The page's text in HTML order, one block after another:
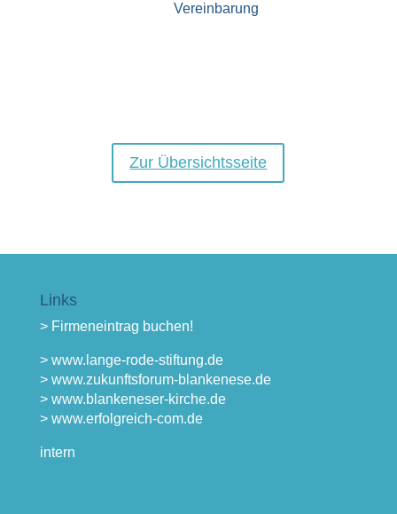
Vereinbarung
Zur Übersichtsseite
Links
> Firmeneintrag buchen!
> www.lange-rode-stiftung.de
> www.zukunftsforum-blankenese.de
> www.blankeneser-kirche.de
> www.erfolgreich-com.de
intern